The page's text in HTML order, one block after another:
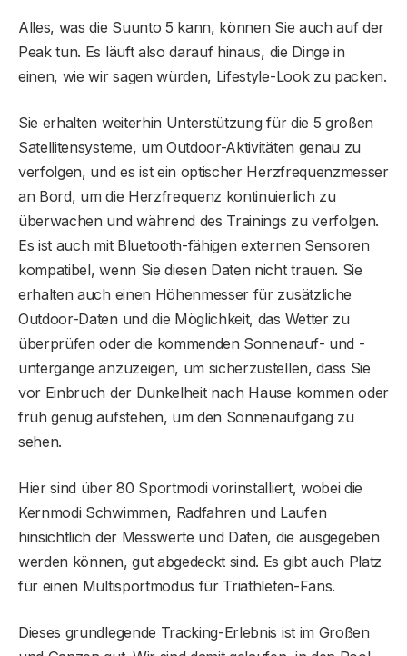
Alles, was die Suunto 5 kann, können Sie auch auf der
Peak tun. Es läuft also darauf hinaus, die Dinge in
einen, wie wir sagen würden, Lifestyle-Look zu packen.
Sie erhalten weiterhin Unterstützung für die 5 großen
Satellitensysteme, um Outdoor-Aktivitäten genau zu
verfolgen, und es ist ein optischer Herzfrequenzmesser
an Bord, um die Herzfrequenz kontinuierlich zu
überwachen und während des Trainings zu verfolgen.
Es ist auch mit Bluetooth-fähigen externen Sensoren
kompatibel, wenn Sie diesen Daten nicht trauen. Sie
erhalten auch einen Höhenmesser für zusätzliche
Outdoor-Daten und die Möglichkeit, das Wetter zu
überprüfen oder die kommenden Sonnenauf- und -
untergänge anzuzeigen, um sicherzustellen, dass Sie
vor Einbruch der Dunkelheit nach Hause kommen oder
früh genug aufstehen, um den Sonnenaufgang zu
sehen.
Hier sind über 80 Sportmodi vorinstalliert, wobei die
Kernmodi Schwimmen, Radfahren und Laufen
hinsichtlich der Messwerte und Daten, die ausgegeben
werden können, gut abgedeckt sind. Es gibt auch Platz
für einen Multisportmodus für Triathleten-Fans.
Dieses grundlegende Tracking-Erlebnis ist im Großen